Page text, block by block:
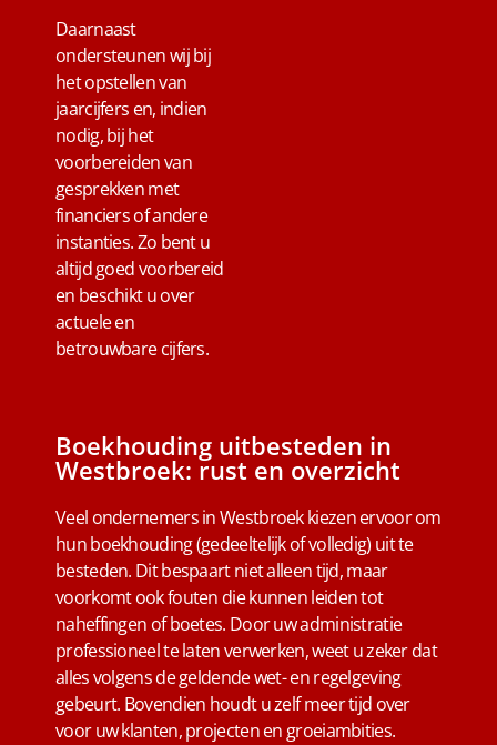
Daarnaast
ondersteunen wij bij
het opstellen van
jaarcijfers en, indien
nodig, bij het
voorbereiden van
gesprekken met
financiers of andere
instanties. Zo bent u
altijd goed voorbereid
en beschikt u over
actuele en
betrouwbare cijfers.
Boekhouding uitbesteden in
Westbroek: rust en overzicht
Veel ondernemers in Westbroek kiezen ervoor om
hun boekhouding (gedeeltelijk of volledig) uit te
besteden. Dit bespaart niet alleen tijd, maar
voorkomt ook fouten die kunnen leiden tot
naheffingen of boetes. Door uw administratie
professioneel te laten verwerken, weet u zeker dat
alles volgens de geldende wet- en regelgeving
gebeurt. Bovendien houdt u zelf meer tijd over
voor uw klanten, projecten en groeiambities.